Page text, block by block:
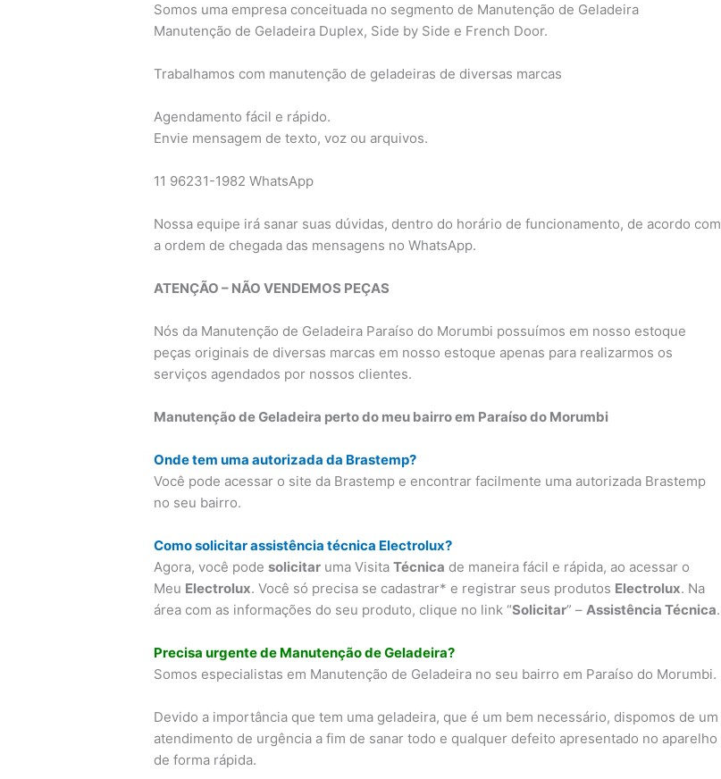
Somos uma empresa conceituada no segmento de Manutenção de Geladeira
Manutenção de Geladeira Duplex, Side by Side e French Door.
Trabalhamos com manutenção de geladeiras de diversas marcas
Agendamento fácil e rápido.
Envie mensagem de texto, voz ou arquivos.
11 96231-1982 WhatsApp
Nossa equipe irá sanar suas dúvidas, dentro do horário de funcionamento, de acordo com
a ordem de chegada das mensagens no WhatsApp.
ATENÇÃO – NÃO VENDEMOS PEÇAS
Nós da Manutenção de Geladeira Paraíso do Morumbi possuímos em nosso estoque
peças originais de diversas marcas em nosso estoque apenas para realizarmos os
serviços agendados por nossos clientes.
Manutenção de Geladeira perto do meu bairro em Paraíso do Morumbi
Onde tem uma autorizada da Brastemp?
Você pode acessar o site da Brastemp e encontrar facilmente uma autorizada Brastemp
no seu bairro.
Como solicitar assistência técnica Electrolux?
Agora, você podesolicitar uma VisitaTécnica de maneira fácil e rápida, ao acessar o
Meu Electrolux. Você só precisa se cadastrar* e registrar seus produtos Electrolux. Na
área com as informações do seu produto, clique no link “Solicitar” –Assistência Técnica.
Precisa urgente de Manutenção de Geladeira?
Somos especialistas em Manutenção de Geladeira no seu bairro em Paraíso do Morumbi.
Devido a importância que tem uma geladeira, que é um bem necessário, dispomos de um
atendimento de urgência a fim de sanar todo e qualquer defeito apresentado no aparelho
de forma rápida.